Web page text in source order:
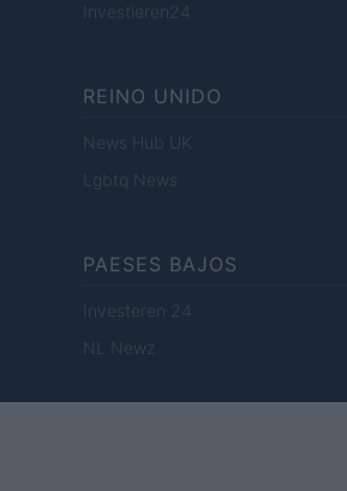
Investieren24
REINO UNIDO
News Hub UK
Lgbtq News
PAESES BAJOS
Investeren 24
NL Newz